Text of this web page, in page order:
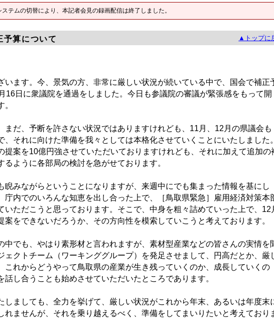
ステムの切替により、本記者会見の録画配信は終了しました。
算について ▲トップに
ます。今、景気の方、非常に厳しい状況が続いている中で、国会で補正
16日に衆議院を通過をしました。今日も参議院の審議が緊張感をもって開
だ、予断を許さない状況ではありますけれども、11月、12月の県議会も
、それに向けた準備を我々としては本格化させていくことにいたしました。
提案を10億円強させていただいておりますけれども、それに加えて追加の
るように各部局の検討を急がせております。
みながらということになりますが、来週中にでも集まった情報を基にし
庁内でのいろんな知恵を出し合った上で、［鳥取県緊急］雇用経済対策本
いただこうと思っております。そこで、中身を粗々詰めていった上で、12
案をできないだろうか、その方向性を模索していこうと考えております。
でも、やはり素形材と言われますが、素材型産業などの皆さんの実情を
ェクトチーム（ワーキンググループ）を発足させまして、円高だとか、厳
これからどうやって鳥取県の産業が生き残っていくのか、成長していくの
話し合うことも始めさせていただいたところであります。
ましても、全力を挙げて、厳しい状況がこれから年末、あるいは年度末
れませんが、それを乗り越えるべく、準備をしてまいりたいと考えており